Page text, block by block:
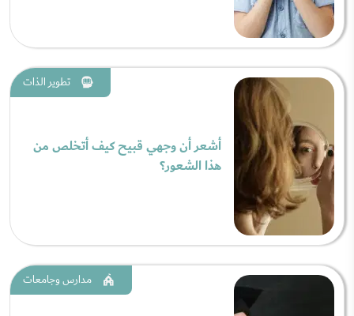
تطوير الذات
أشعر أن وجهي قبيح كيف أتخلص من
هذا الشعور؟
مدارس وجامعات